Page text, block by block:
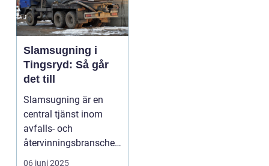
Slamsugning i
Tingsryd: Så går
det till
Slamsugning är en
central tjänst inom
avfalls- och
återvinningsbranschen
, särsk...
06 juni 2025